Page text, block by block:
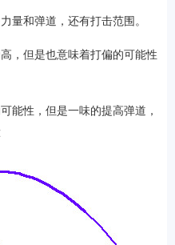
量和弹道，还有打击范围。
，但是也意味着打偏的可能性
能性，但是一味的提高弹道，